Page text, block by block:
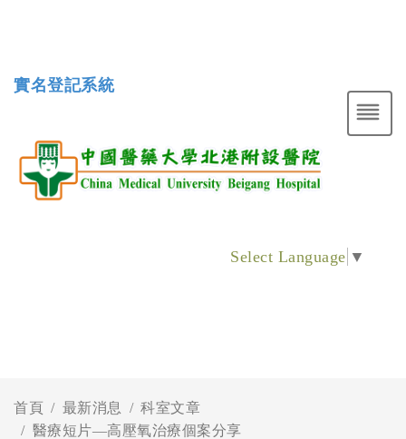
實名登記系統
Select Language ▼
首頁 最新消息
科室文章
醫療短片—高壓氧治療個案分享